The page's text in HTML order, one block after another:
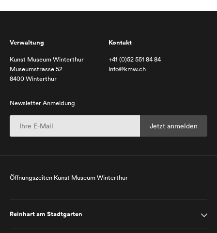
Verwaltung
Kunst Museum Winterthur
Museumstrasse 52
8400 Winterthur
Kontakt
+41 (0)52 551 84 84
info@kmw.ch
Newsletter Anmeldung
Öffnungszeiten Kunst Museum Winterthur
Reinhart am Stadtgarten